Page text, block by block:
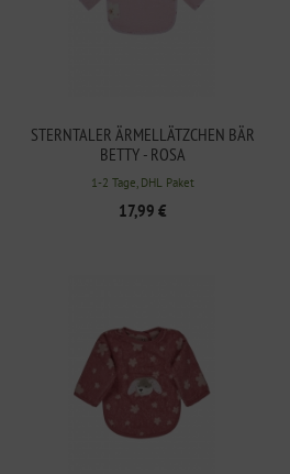
STERNTALER ÄRMELLÄTZCHEN BÄR
BETTY - ROSA
1-2 Tage, DHL Paket
17,99 €